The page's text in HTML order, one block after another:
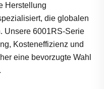
Herstellung
die globalen
Unsere 6001RS-Serie
Kosteneffizienz und
eine bevorzugte Wahl